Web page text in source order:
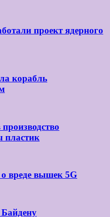
проект ядерного
корабль
пластик
вреде вышек 5G